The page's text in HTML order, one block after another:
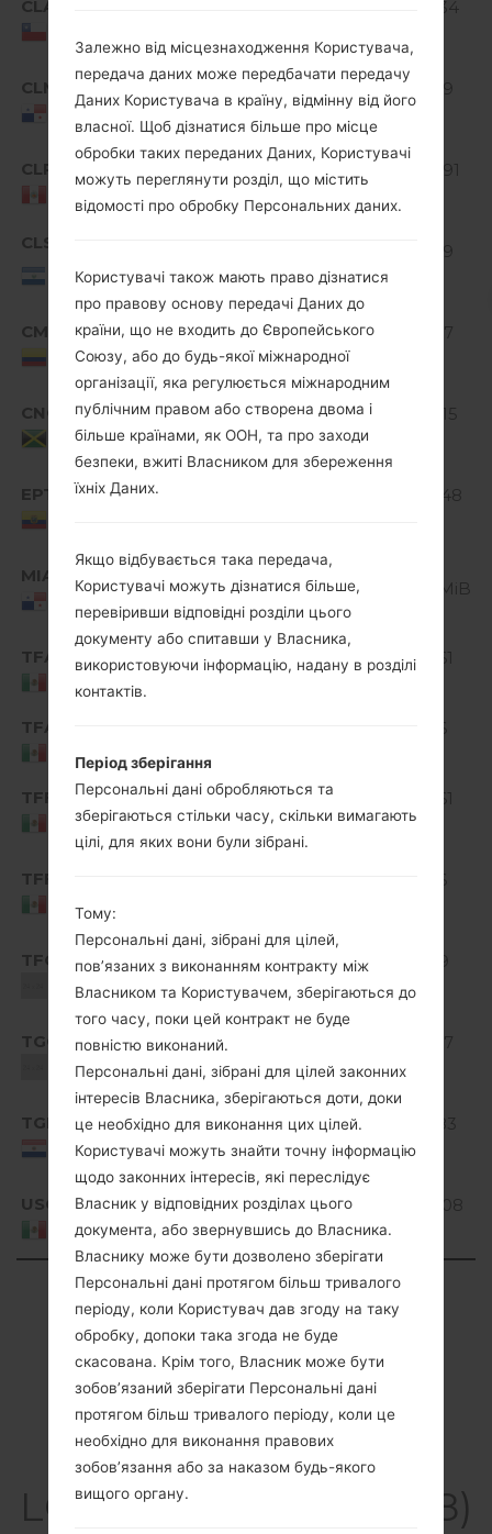
CLA
KitKat
910.34
CLM
Panama
D320g810a_03.kdz
Android
4.4.x
KitKat
909.9
MiB
CLP
Peru
D320g810a_05.kdz
Android
4.4.x
KitKat
909.91
CLS
Salvador
KitKat
909.9
CMC
Colombia
D320g810a_05.kdz
Android
KitKat
911.67
CNC
Jamaica
D320g810a_03.kdz
Android
KitKat
906.15
EPT
D320g810a_02.kdz
897.48
MIA
Panama
D320g810c_00.kdz
Android
4.4.x
KitKat
917 MiB
TFA
Mexico
D320g810c_00.kdz
Android
4.4.x
912.61
TFA
Mexico
TFF
Mexico
D320g810c_00.kdz
Android
4.4.x
912.61
MiB
TFF
Mexico
TFO
Unknown
D320g810c_00.kdz
Android
4.4.x
KitKat
MiB
TGO
Unknown
D320g810a_03.kdz
Android
KitKat
911.67
TGP
Paraguay
D320g810a_02.kdz
Android
4.4.x
KitKat
917.83
MiB
USC
Mexico
D320g810c_00.kdz
Android
4.4.x
KitKat
906.08
Showing 1 to 18 of 18 entries
Previous 1 Next
Статті
LGD320G8(LGD320G8)
Залежно від місцезнаходження Користувача,
передача даних може передбачати передачу
Даних Користувача в країну, відмінну від його
власної. Щоб дізнатися більше про місце
обробки таких переданих Даних, Користувачі
можуть переглянути розділ, що містить
відомості про обробку Персональних даних.
Користувачі також мають право дізнатися
про правову основу передачі Даних до
країни, що не входить до Європейського
Союзу, або до будь-якої міжнародної
організації, яка регулюється міжнародним
публічним правом або створена двома і
більше країнами, як ООН, та про заходи
безпеки, вжиті Власником для збереження
їхніх Даних.
Якщо відбувається така передача,
Користувачі можуть дізнатися більше,
перевіривши відповідні розділи цього
документу або спитавши у Власника,
використовуючи інформацію, надану в розділі
контактів.
Період зберігання
Персональні дані обробляються та
зберігаються стільки часу, скільки вимагають
цілі, для яких вони були зібрані.
Тому:
Персональні дані, зібрані для цілей,
пов’язаних з виконанням контракту між
Власником та Користувачем, зберігаються до
того часу, поки цей контракт не буде
повністю виконаний.
Персональні дані, зібрані для цілей законних
інтересів Власника, зберігаються доти, доки
це необхідно для виконання цих цілей.
Користувачі можуть знайти точну інформацію
щодо законних інтересів, які переслідує
Власник у відповідних розділах цього
документа, або звернувшись до Власника.
Власнику може бути дозволено зберігати
Персональні дані протягом більш тривалого
періоду, коли Користувач дав згоду на таку
обробку, допоки така згода не буде
скасована. Крім того, Власник може бути
зобов’язаний зберігати Персональні дані
протягом більш тривалого періоду, коли це
необхідно для виконання правових
зобов’язання або за наказом будь-якого
вищого органу.